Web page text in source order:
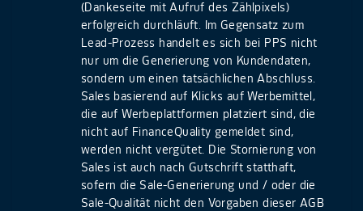
(Dankeseite mit Aufruf des Zählpixels)
erfolgreich durchläuft. Im Gegensatz zum
Lead-Prozess handelt es sich bei PPS nicht
nur um die Generierung von Kundendaten,
sondern um einen tatsächlichen Abschluss.
Sales basierend auf Klicks auf Werbemittel,
die auf Werbeplattformen platziert sind, die
nicht auf FinanceQuality gemeldet sind,
werden nicht vergütet. Die Stornierung von
Sales ist auch nach Gutschrift statthaft,
sofern die Sale-Generierung und / oder die
Sale-Qualität nicht den Vorgaben dieser AGB